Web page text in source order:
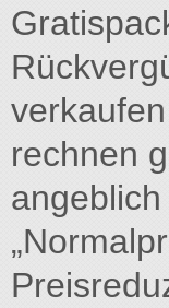
rechnen